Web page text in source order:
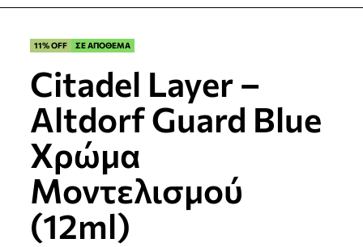
11% OFF ΣΕ ΑΠΟΘΕΜΑ
Citadel Layer –
Altdorf Guard Blue
Χρώμα
Μοντελισμού
(12ml)